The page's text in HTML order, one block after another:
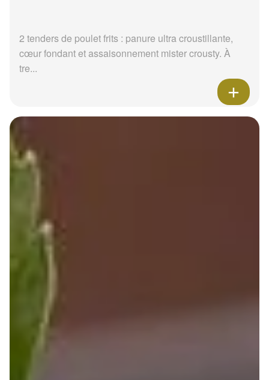
2 tenders de poulet frits : panure ultra croustillante,
cœur fondant et assaisonnement mister crousty. À
tre...